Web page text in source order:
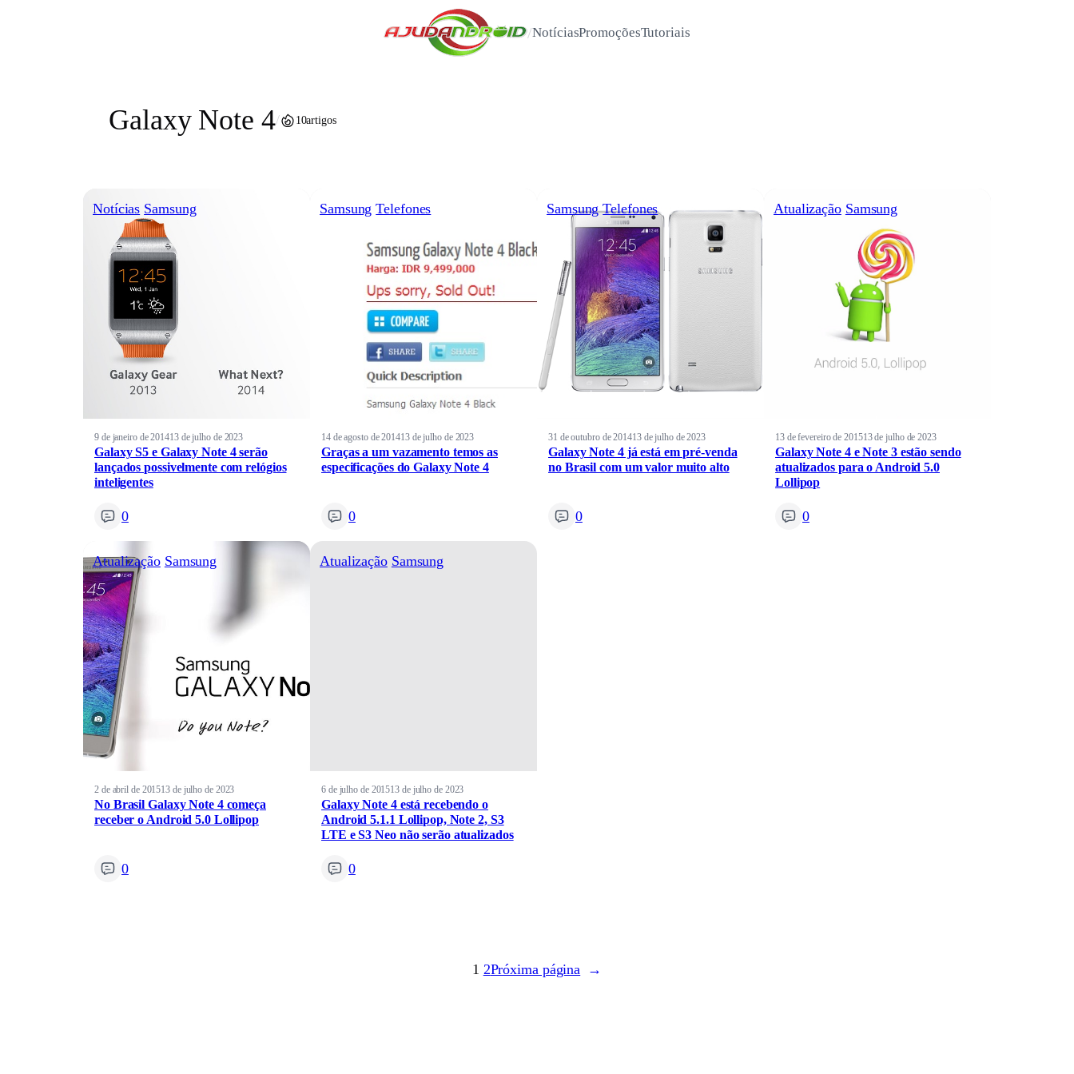
/NotíciasPromoçõesTutoriais
Galaxy Note 4/ 10artigos
Notícias Samsung
9 de janeiro de 201413 de julho de 2023
Galaxy S5 e Galaxy Note 4 serão
lançados possivelmente com relógios
inteligentes
0
Samsung Telefones
14 de agosto de 201413 de julho de 2023
Graças a um vazamento temos as
especificações do Galaxy Note 4
0
Samsung Telefones
31 de outubro de 201413 de julho de 2023
Galaxy Note 4 já está em pré-venda
no Brasil com um valor muito alto
0
Atualização Samsung
13 de fevereiro de 201513 de julho de 2023
Galaxy Note 4 e Note 3 estão sendo
atualizados para o Android 5.0
Lollipop
0
Atualização Samsung
2 de abril de 201513 de julho de 2023
No Brasil Galaxy Note 4 começa
receber o Android 5.0 Lollipop
0
Atualização Samsung
6 de julho de 201513 de julho de 2023
Galaxy Note 4 está recebendo o
Android 5.1.1 Lollipop, Note 2, S3
LTE e S3 Neo não serão atualizados
0
1 2Próxima página →